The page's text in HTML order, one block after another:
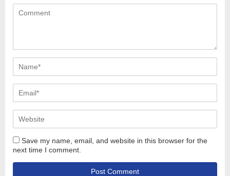
Save my name, email, and website in this browser for the
next time I comment.